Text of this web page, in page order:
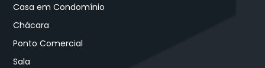
Casa em Condomínio
Chácara
Ponto Comercial
Sala